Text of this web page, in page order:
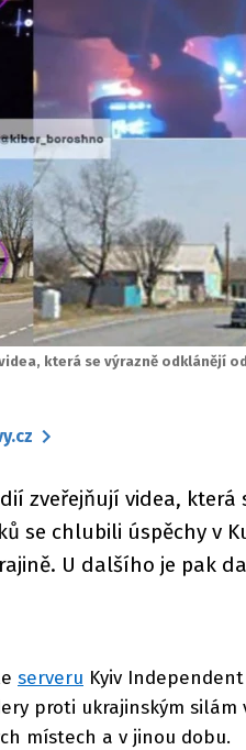
která se výrazně odklánějí
zveřejňují videa, která
se chlubili úspěchy v
U dalšího je pak
serveru Kyiv
proti ukrajinským silám
místech a v jinou dobu.